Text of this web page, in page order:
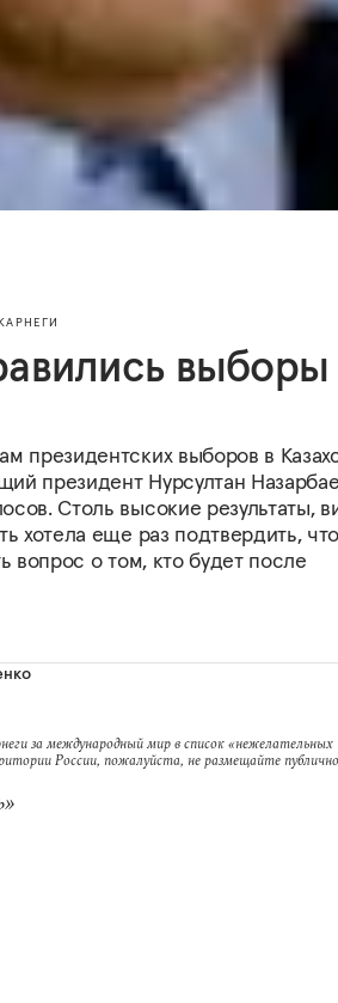
выборы
президентских выборов в
президент Нурсултан
Столь высокие результаты,
хотела еще раз подтвердить, что
вопрос о том, кто будет после
за международный мир в список «нежелательных
России, пожалуйста, не размещайте